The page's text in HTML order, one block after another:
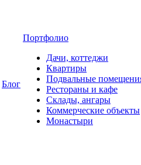
Блог
Портфолио
Дачи, коттеджи
Квартиры
Подвальные
Рестораны и кафе
Склады, ангары
Коммерческие объекты
Монастыри